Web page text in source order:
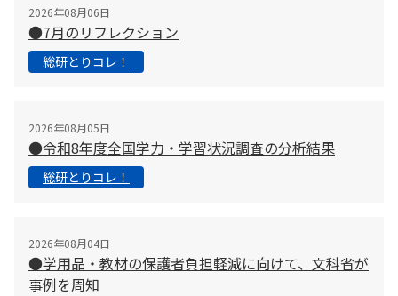
2026年08月06日
●7月のリフレクション
総研とりコレ！
2026年08月05日
●令和8年度全国学力・学習状況調査の分析結果
総研とりコレ！
2026年08月04日
●学用品・教材の保護者負担軽減に向けて、文科省が
事例を周知